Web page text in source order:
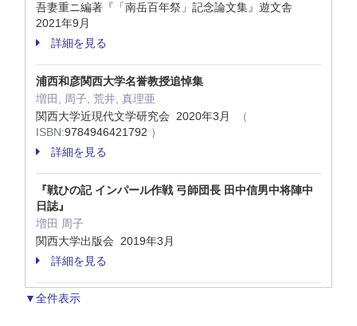
吾妻重ニ編著『「南岳百年祭」記念論文集』遊文舎
2021年9月
詳細を見る
浦西和彦関西大学名誉教授追悼集
増田, 周子, 荒井, 真理亜
関西大学近現代文学研究会 2020年3月
（
ISBN:9784946421792 ）
詳細を見る
『戦ひの記 インパール作戦 弓師団長 田中信男中将陣中
日誌』
増田 周子
関西大学出版会 2019年3月
詳細を見る
▼全件表示